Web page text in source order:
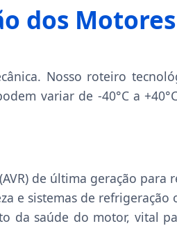
dos
Nosso roteiro
variar de -40°C a
de última geração para
e sistemas de refrigeração
da saúde do motor, vital